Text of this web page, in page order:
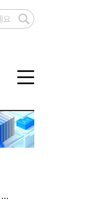
로또 1236회 당첨번호 24억, '1·2등 터졌지만 그게 또 없네'